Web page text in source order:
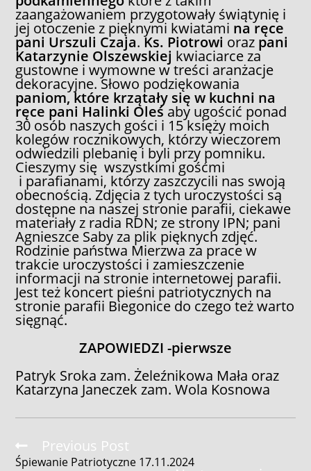
zaangażowaniem przygotowały świątynię i
jej otoczenie z pięknymi kwiatami na ręce
pani Urszuli Czaja.Ks. Piotrowi oraz pani
Katarzynie Olszewskiej kwiaciarce za
gustowne i wymowne w treści aranżacje
dekoracyjne. Słowo podziękowania
paniom, które krzątały się w kuchni na
ręce pani Halinki Oleś aby ugościć ponad
30 osób naszych gości i 15 księży moich
kolegów rocznikowych, którzy wieczorem
odwiedzili plebanię i byli przy pomniku.
Cieszymy się wszystkimi gośćmi
i parafianami, którzy zaszczycili nas swoją
obecnością. Zdjęcia z tych uroczystości są
dostępne na naszej stronie parafii, ciekawe
materiały z radia RDN; ze strony IPN; pani
Agnieszce Saby za plik pięknych zdjęć.
Rodzinie państwa Mierzwa za prace w
trakcie uroczystości i zamieszczenie
informacji na stronie internetowej parafii.
Jest też koncert pieśni patriotycznych na
stronie parafii Biegonice do czego też warto
sięgnąć.
ZAPOWIEDZI -pierwsze
Patryk Sroka zam. Żeleźnikowa Mała oraz
Katarzyna Janeczek zam. Wola Kosnowa
Read
more
articles
Previous Post
Śpiewanie Patriotyczne 17.11.2024